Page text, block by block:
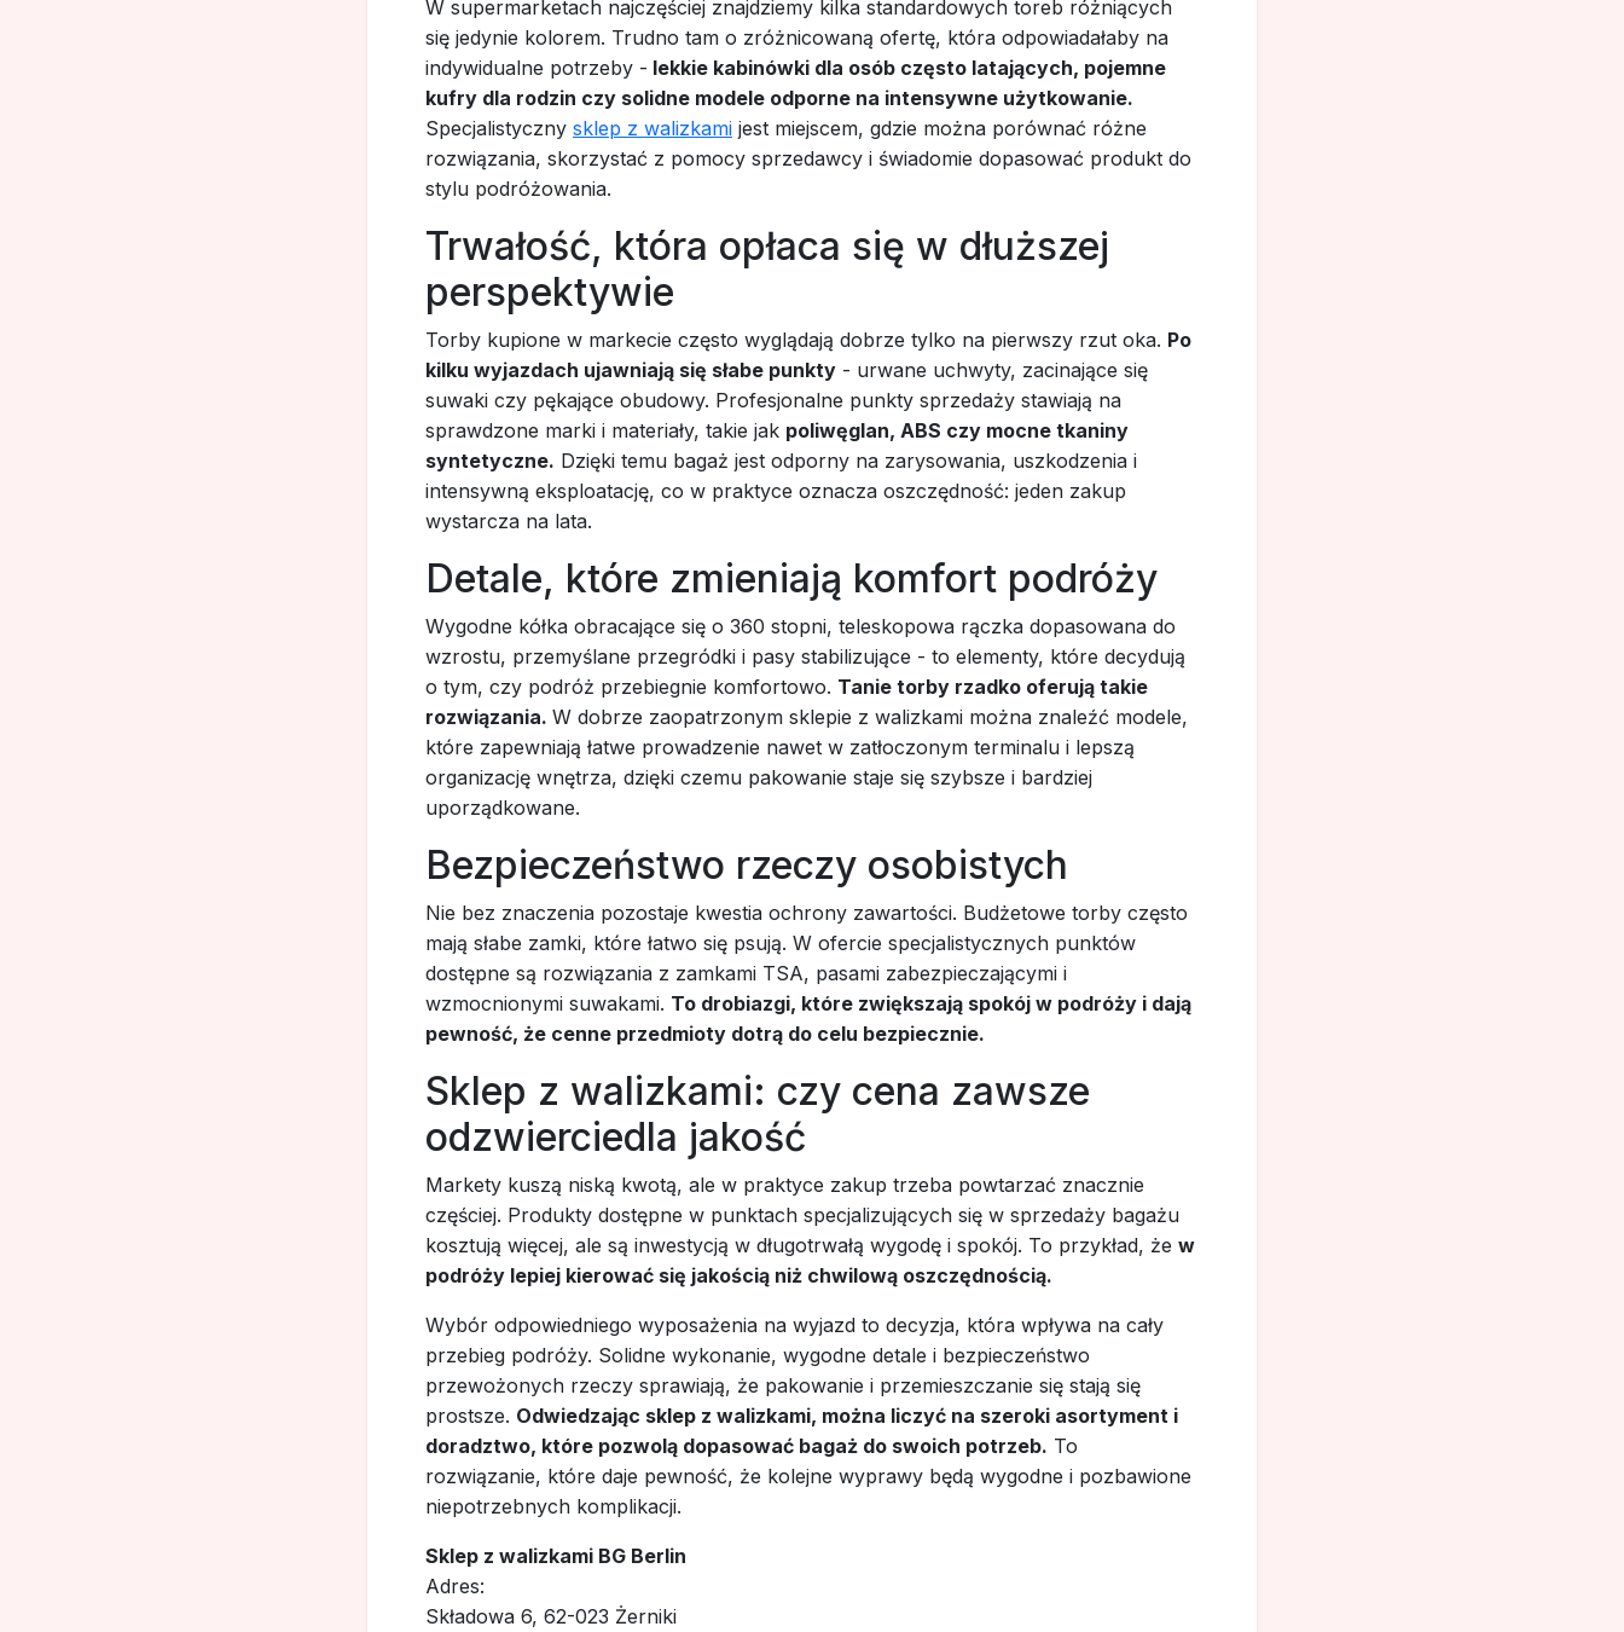
W supermarketach najczęściej znajdziemy kilka standardowych toreb różniących
się jedynie kolorem. Trudno tam o zróżnicowaną ofertę, która odpowiadałaby na
indywidualne potrzeby - lekkie kabinówki dla osób często latających, pojemne
kufry dla rodzin czy solidne modele odporne na intensywne użytkowanie.
Specjalistyczny sklep z walizkami jest miejscem, gdzie można porównać różne
rozwiązania, skorzystać z pomocy sprzedawcy i świadomie dopasować produkt do
stylu podróżowania.
Trwałość, która opłaca się w dłuższej
perspektywie
Torby kupione w markecie często wyglądają dobrze tylko na pierwszy rzut oka. Po
kilku wyjazdach ujawniają się słabe punkty - urwane uchwyty, zacinające się
suwaki czy pękające obudowy. Profesjonalne punkty sprzedaży stawiają na
sprawdzone marki i materiały, takie jak poliwęglan, ABS czy mocne tkaniny
syntetyczne. Dzięki temu bagaż jest odporny na zarysowania, uszkodzenia i
intensywną eksploatację, co w praktyce oznacza oszczędność: jeden zakup
wystarcza na lata.
Detale, które zmieniają komfort podróży
Wygodne kółka obracające się o 360 stopni, teleskopowa rączka dopasowana do
wzrostu, przemyślane przegródki i pasy stabilizujące - to elementy, które decydują
o tym, czy podróż przebiegnie komfortowo. Tanie torby rzadko oferują takie
rozwiązania. W dobrze zaopatrzonym sklepie z walizkami można znaleźć modele,
które zapewniają łatwe prowadzenie nawet w zatłoczonym terminalu i lepszą
organizację wnętrza, dzięki czemu pakowanie staje się szybsze i bardziej
uporządkowane.
Bezpieczeństwo rzeczy osobistych
Nie bez znaczenia pozostaje kwestia ochrony zawartości. Budżetowe torby często
mają słabe zamki, które łatwo się psują. W ofercie specjalistycznych punktów
dostępne są rozwiązania z zamkami TSA, pasami zabezpieczającymi i
wzmocnionymi suwakami. To drobiazgi, które zwiększają spokój w podróży i dają
pewność, że cenne przedmioty dotrą do celu bezpiecznie.
Sklep z walizkami: czy cena zawsze
odzwierciedla jakość
Markety kuszą niską kwotą, ale w praktyce zakup trzeba powtarzać znacznie
częściej. Produkty dostępne w punktach specjalizujących się w sprzedaży bagażu
kosztują więcej, ale są inwestycją w długotrwałą wygodę i spokój. To przykład, że w
podróży lepiej kierować się jakością niż chwilową oszczędnością.
Wybór odpowiedniego wyposażenia na wyjazd to decyzja, która wpływa na cały
przebieg podróży. Solidne wykonanie, wygodne detale i bezpieczeństwo
przewożonych rzeczy sprawiają, że pakowanie i przemieszczanie się stają się
prostsze. Odwiedzając sklep z walizkami, można liczyć na szeroki asortyment i
doradztwo, które pozwolą dopasować bagaż do swoich potrzeb. To
rozwiązanie, które daje pewność, że kolejne wyprawy będą wygodne i pozbawione
niepotrzebnych komplikacji.
Sklep z walizkami BG Berlin
Adres:
Składowa 6, 62-023 Żerniki